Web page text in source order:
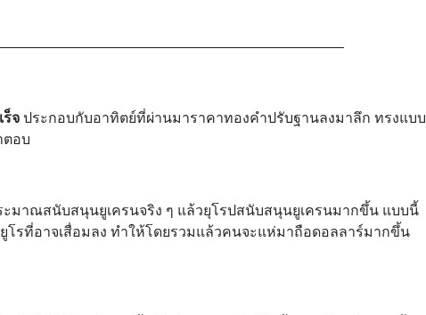
ร็จ ประกอบกับอาทิตย์ที่ผ่านมาราคาทองคำปรับฐานลงมาลึก ทรงแบบ
ตอบ
ะมาณสนับสนุนยูเครนจริง ๆ แล้วยุโรปสนับสนุนยูเครนมากขึ้น แบบนี้
ยูโรที่อาจเสื่อมลง ทำให้โดยรวมแล้วคนจะแห่มาถือดอลลาร์มากขึ้น